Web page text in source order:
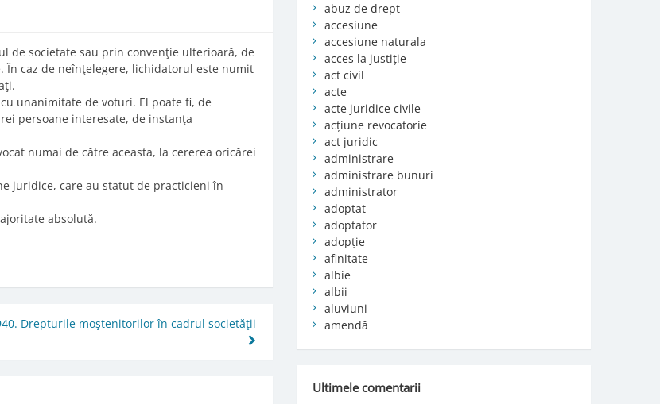
de societate sau prin convenţie ulterioară, de
caz de neînţelegere, lichidatorul este numit
unanimitate de voturi. El poate fi, de
persoane interesate, de instanţa
numai de către aceasta, la cererea oricărei
juridice, care au statut de practicieni în
absolută.
Drepturile moştenitorilor în cadrul societăţii
abuz de drept
accesiune
accesiune naturala
acces la justiție
act civil
acte
acte juridice civile
acțiune revocatorie
act juridic
administrare
administrare bunuri
administrator
adoptat
adoptator
adopție
afinitate
albie
albii
aluviuni
amendă
Ultimele comentarii